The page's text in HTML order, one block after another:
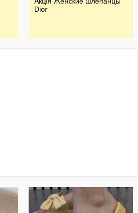
Dior